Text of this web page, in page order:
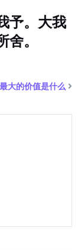
予。大我
。
大的价值是什么